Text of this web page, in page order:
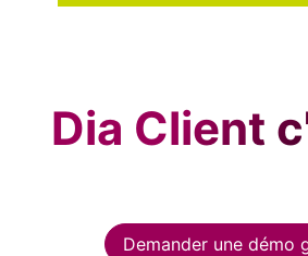
Dia Client
Demander une démo